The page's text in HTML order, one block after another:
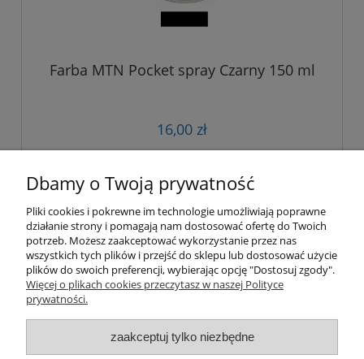
Farba MTN Pocket spray Czarny 150 ml
16,00 zł
« 1 ... 10 11 12 13 14 »
Pomoc
Moje konto
Dbamy o Twoją prywatność
Pliki cookies i pokrewne im technologie umożliwiają poprawne
działanie strony i pomagają nam dostosować ofertę do Twoich
potrzeb. Możesz zaakceptować wykorzystanie przez nas
wszystkich tych plików i przejść do sklepu lub dostosować użycie
plików do swoich preferencji, wybierając opcję "Dostosuj zgody".
Więcej o plikach cookies przeczytasz w naszej Polityce
prywatności.
zaakceptuj tylko niezbędne